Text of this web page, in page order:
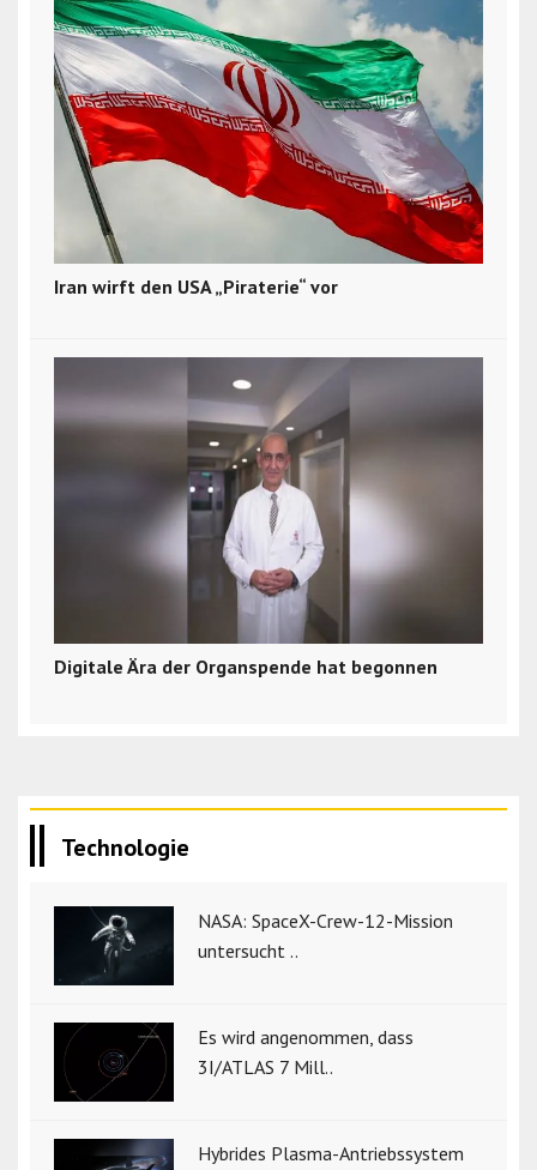
Iran wirft den USA „Piraterie“ vor
Digitale Ära der Organspende hat begonnen
Technologie
NASA: SpaceX-Crew-12-Mission
untersucht ..
Es wird angenommen, dass
3I/ATLAS 7 Mill..
Hybrides Plasma-Antriebssystem